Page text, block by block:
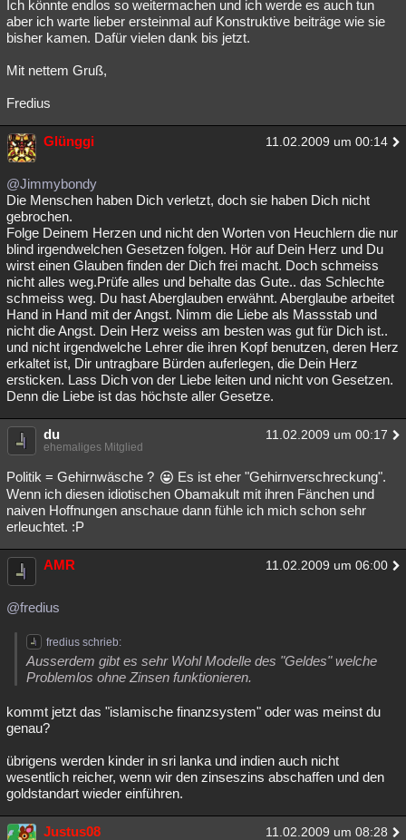
Ich könnte endlos so weitermachen und ich werde es auch tun
aber ich warte lieber ersteinmal auf Konstruktive beiträge wie sie
bisher kamen. Dafür vielen dank bis jetzt.
Mit nettem Gruß,
Fredius
Glünggi 11.02.2009 um 00:14
@Jimmybondy
Die Menschen haben Dich verletzt, doch sie haben Dich nicht
gebrochen.
Folge Deinem Herzen und nicht den Worten von Heuchlern die nur
blind irgendwelchen Gesetzen folgen. Hör auf Dein Herz und Du
wirst einen Glauben finden der Dich frei macht. Doch schmeiss
nicht alles weg.Prüfe alles und behalte das Gute.. das Schlechte
schmeiss weg. Du hast Aberglauben erwähnt. Aberglaube arbeitet
Hand in Hand mit der Angst. Nimm die Liebe als Massstab und
nicht die Angst. Dein Herz weiss am besten was gut für Dich ist..
und nicht irgendwelche Lehrer die ihren Kopf benutzen, deren Herz
erkaltet ist, Dir untragbare Bürden auferlegen, die Dein Herz
ersticken. Lass Dich von der Liebe leiten und nicht von Gesetzen.
Denn die Liebe ist das höchste aller Gesetze.
du 11.02.2009 um 00:17
ehemaliges Mitglied
Politik = Gehirnwäsche ?
Es ist eher "Gehirnverschreckung".
Wenn ich diesen idiotischen Obamakult mit ihren Fänchen und
naiven Hoffnungen anschaue dann fühle ich mich schon sehr
erleuchtet. :P
AMR 11.02.2009 um 06:00
@fredius
fredius schrieb:
Ausserdem gibt es sehr Wohl Modelle des "Geldes" welche
Problemlos ohne Zinsen funktionieren.
kommt jetzt das "islamische finanzsystem" oder was meinst du
genau?
übrigens werden kinder in sri lanka und indien auch nicht
wesentlich reicher, wenn wir den zinseszins abschaffen und den
goldstandart wieder einführen.
Justus08 11.02.2009 um 08:28